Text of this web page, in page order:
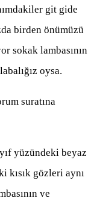
git gide
birden önümüzü
sokak lambasının
oysa.
suratına
yüzündeki beyaz
kısık gözleri aynı
ve